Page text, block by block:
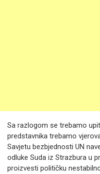
Sa razlogom se trebamo
predstavnika trebamo
Savjetu bezbjednosti UN
odluke Suda iz Strazbura u
proizvesti političku